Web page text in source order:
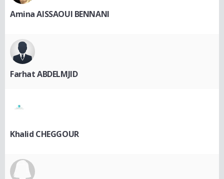
Amina AISSAOUI BENNANI
Farhat ABDELMJID
Khalid CHEGGOUR